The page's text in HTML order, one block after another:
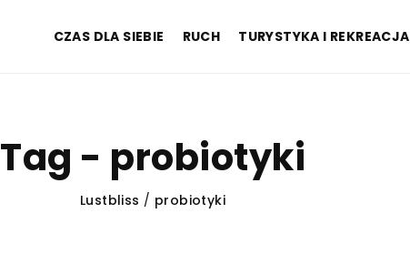
CZAS DLA SIEBIE RUCH TURYSTYKA I REKREACJA
Tag - probiotyki
Lustbliss / probiotyki